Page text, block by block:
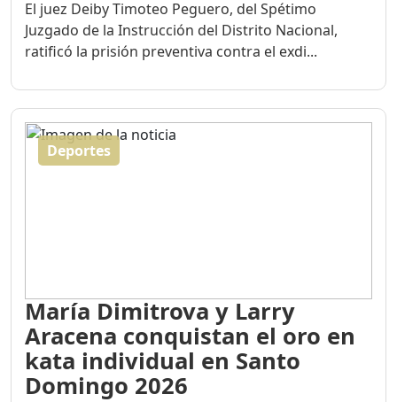
El juez Deiby Timoteo Peguero, del Spétimo
Juzgado de la Instrucción del Distrito Nacional,
ratificó la prisión preventiva contra el exdi...
Deportes
María Dimitrova y Larry
Aracena conquistan el oro en
kata individual en Santo
Domingo 2026